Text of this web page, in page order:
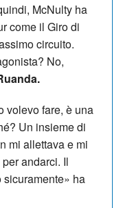
McNulty ha
come il Giro di
circuito.
No,
volevo fare, è una
Un insieme di
mi allettava e mi
andarci. Il
ha